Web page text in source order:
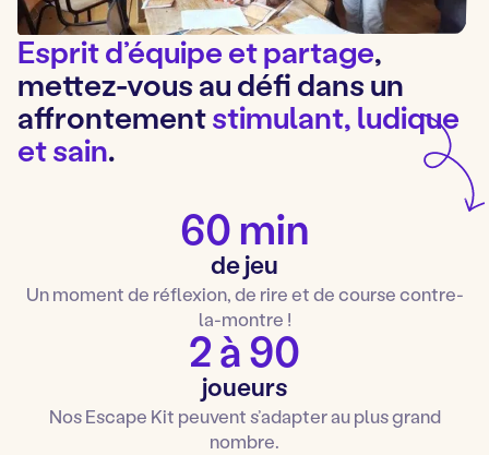
Esprit d’équipe et partage,
mettez-vous au défi dans un
affrontementstimulant, ludique
et sain.
60 min
de jeu
Un moment de réflexion, de rire et de course contre-
la-montre !
2 à 90
joueurs
Nos Escape Kit peuvent s’adapter au plus grand
nombre.